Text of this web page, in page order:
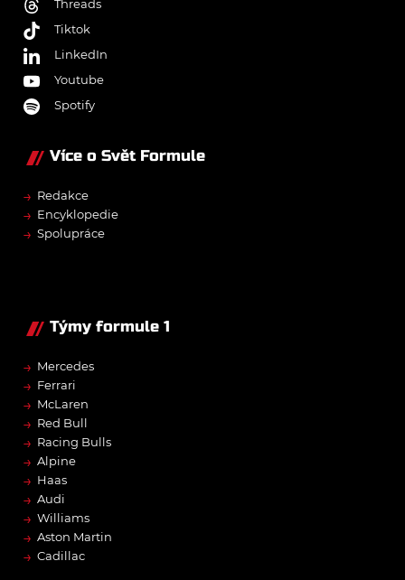
Threads
Tiktok
LinkedIn
Youtube
Spotify
Více o Svět Formule
→ Redakce
→ Encyklopedie
→ Spolupráce
Týmy formule 1
→ Mercedes
→ Ferrari
→ McLaren
→ Red Bull
→ Racing Bulls
→ Alpine
→ Haas
→ Audi
→ Williams
→ Aston Martin
→ Cadillac